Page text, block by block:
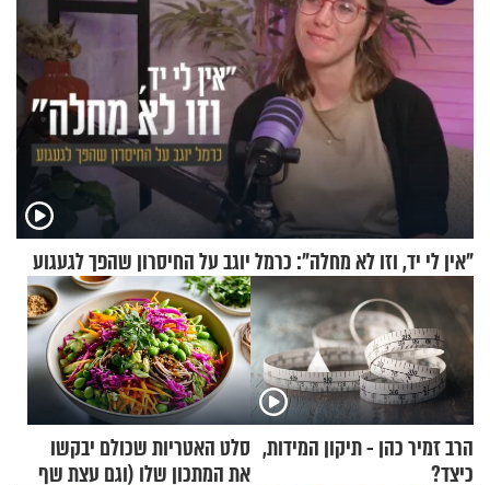
"אין לי יד, וזו לא מחלה": כרמל יוגב על החיסרון שהפך לגעגוע
הרב זמיר כהן - תיקון המידות,
כיצד?
סלט האטריות שכולם יבקשו
את המתכון שלו (וגם עצת שף